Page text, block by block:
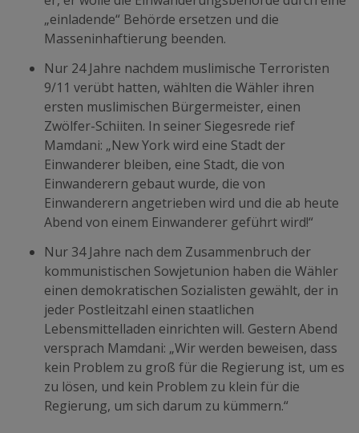
„einladende“ Behörde ersetzen und die
Masseninhaftierung beenden.
Nur 24 Jahre nachdem muslimische Terroristen
9/11 verübt hatten, wählten die Wähler ihren
ersten muslimischen Bürgermeister, einen
Zwölfer-Schiiten. In seiner Siegesrede rief
Mamdani: „New York wird eine Stadt der
Einwanderer bleiben, eine Stadt, die von
Einwanderern gebaut wurde, die von
Einwanderern angetrieben wird und die ab heute
Abend von einem Einwanderer geführt wird!“
Nur 34 Jahre nach dem Zusammenbruch der
kommunistischen Sowjetunion haben die Wähler
einen demokratischen Sozialisten gewählt, der in
jeder Postleitzahl einen staatlichen
Lebensmittelladen einrichten will. Gestern Abend
versprach Mamdani: „Wir werden beweisen, dass
kein Problem zu groß für die Regierung ist, um es
zu lösen, und kein Problem zu klein für die
Regierung, um sich darum zu kümmern.“